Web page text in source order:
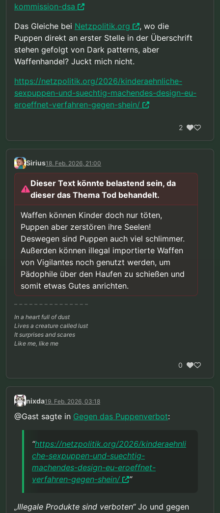
kommission-dsa
Das Gleiche bei Netzpolitik.org
, wo die
Puppen direkt an erster Stelle in der Überschrift
stehen gefolgt von Dark patterns, aber
Waffenhandel? Juckt mich nicht.
https://netzpolitik.org/2026/kinderaehnliche-
sexpuppen-und-suechtig-machendes-design-eu-
eroeffnet-verfahren-gegen-shein/
2
Sirius18. Feb. 2026, 21:00
Dieser Text könnte belastend sein, da
dieser das Thema Tod behandelt.
Waffen können Kinder doch nur töten,
Puppen aber zerstören ihre Seelen!
Deswegen sind Puppen auch viel schlimmer.
Außerden können illegal importierte Waffen
von Vigilantes noch genutzt werden, um
Pädophile über den Haufen zu schießen und
somit etwas Gutes anrichten.
In a heart full of dust
Lives a creature called lust
It surprises and scares
Like me, like me
0
nixda19. Feb. 2026, 03:18
@Gast sagte in Gegen das Puppenverbot:
“https://netzpolitik.org/2026/kinderaehnli
che-sexpuppen-und-suechtig-
machendes-design-eu-eroeffnet-
verfahren-gegen-shein/
”
„Illegale Produkte sind verboten“Jo und gegen